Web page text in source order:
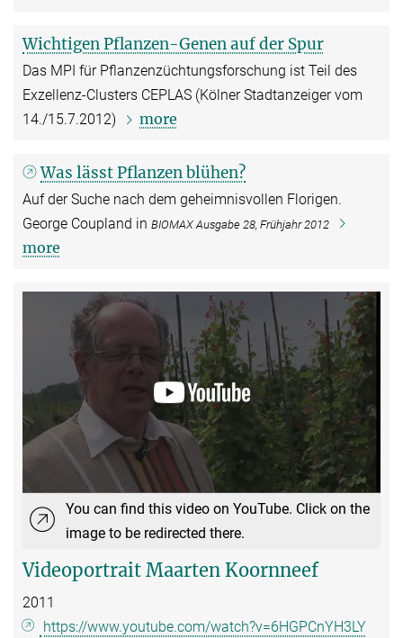
Wichtigen Pflanzen-Genen auf der Spur
Das MPI für Pflanzenzüchtungsforschung ist Teil des
Exzellenz-Clusters CEPLAS (Kölner Stadtanzeiger vom
14./15.7.2012)
more
Was lässt Pflanzen blühen?
Auf der Suche nach dem geheimnisvollen Florigen.
George Coupland in BIOMAX Ausgabe 28, Frühjahr 2012
more
You can find this video on YouTube. Click on the
image to be redirected there.
Videoportrait Maarten Koornneef
2011
https://www.youtube.com/watch?v=6HGPCnYH3LY